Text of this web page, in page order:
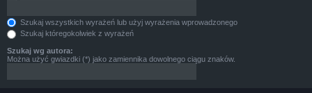
Szukaj wszystkich wyrażeń lub użyj wyrażenia wprowadzonego
Szukaj któregokolwiek z wyrażeń
Szukaj wg autora:
Można użyć gwiazdki (*) jako zamiennika dowolnego ciągu znaków.